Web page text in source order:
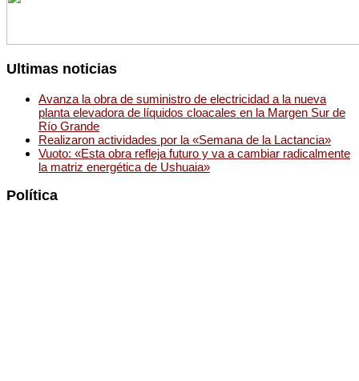
Ultimas noticias
Avanza la obra de suministro de electricidad a la nueva
planta elevadora de líquidos cloacales en la Margen Sur de
Río Grande
Realizaron actividades por la «Semana de la Lactancia»
Vuoto: «Esta obra refleja futuro y va a cambiar radicalmente
la matriz energética de Ushuaia»
Política